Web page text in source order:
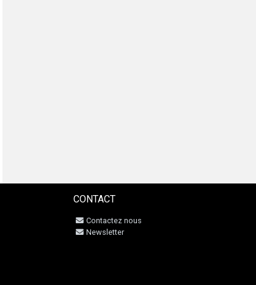
CONTACT
Contactez nous
Newsletter